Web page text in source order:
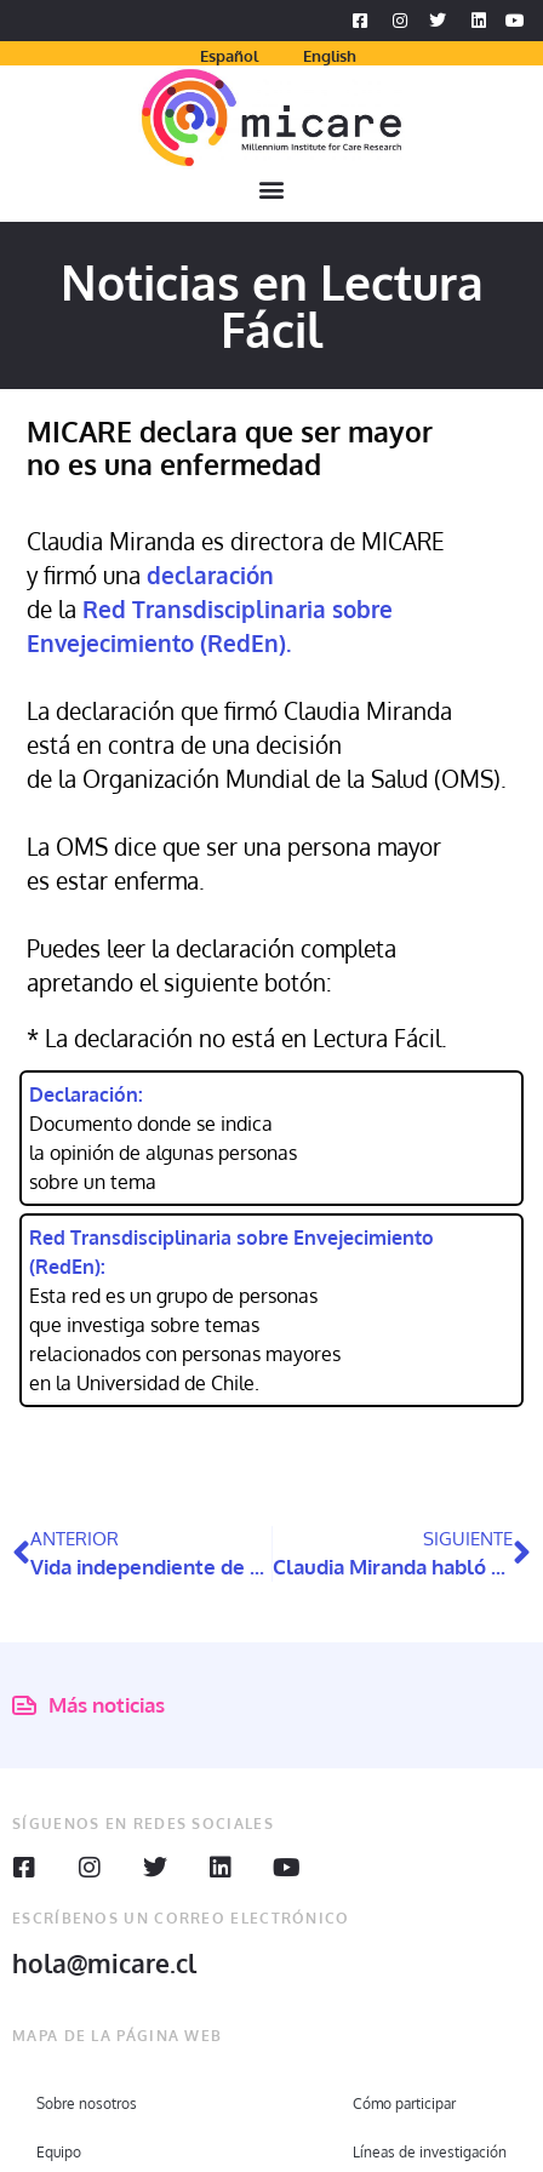
Español English
Noticias en Lectura
Fácil
MICARE declara que ser mayor
no es una enfermedad
Claudia Miranda es directora de MICARE
y firmó una declaración
de la Red Transdisciplinaria sobre
Envejecimiento (RedEn).
La declaración que firmó Claudia Miranda
está en contra de una decisión
de la Organización Mundial de la Salud (OMS).
La OMS dice que ser una persona mayor
es estar enferma.
Puedes leer la declaración completa
apretando el siguiente botón:
* La declaración no está en Lectura Fácil.
Declaración:
Documento donde se indica
la opinión de algunas personas
sobre un tema
Red Transdisciplinaria sobre Envejecimiento
(RedEn):
Esta red es un grupo de personas
que investiga sobre temas
relacionados con personas mayores
en la Universidad de Chile.
ANTERIOR
Vida independiente de personas con discapacidad intelectual y del desarrollo
SIGUIENTE
Claudia Miranda habló en una conferencia
Más noticias
SÍGUENOS EN REDES SOCIALES
ESCRÍBENOS UN CORREO ELECTRÓNICO
hola@micare.cl
MAPA DE LA PÁGINA WEB
Sobre nosotros
Equipo
Cómo participar
Líneas de investigación